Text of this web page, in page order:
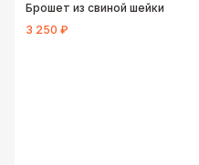
Брошет из свиной шейки
3 250 ₽